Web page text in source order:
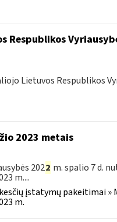
Respublikos
Lietuvos Respublikos
2023 metais
2022 m. spalio 7 d.
m....
įstatymų pakeitimai »
m.